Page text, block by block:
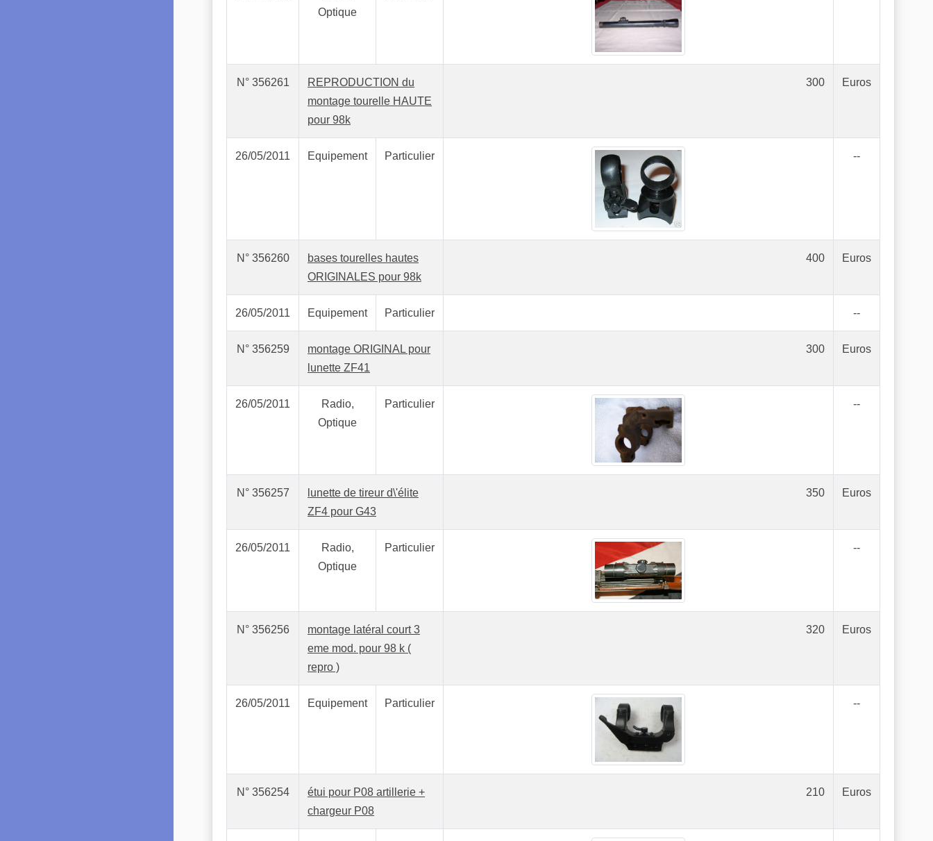
Optique
N° 356261
REPRODUCTION du
montage tourelle HAUTE
pour 98k
300 Euros
26/05/2011 Equipement Particulier --
N° 356260
bases tourelles hautes
ORIGINALES pour 98k
400 Euros
26/05/2011 Equipement Particulier --
N° 356259
montage ORIGINAL pour
lunette ZF41
300 Euros
26/05/2011
Radio,
Optique
Particulier --
N° 356257
lunette de tireur d\'élite
ZF4 pour G43
350 Euros
26/05/2011
Radio,
Optique
Particulier --
N° 356256
montage latéral court 3
eme mod. pour 98 k (
repro )
320 Euros
26/05/2011 Equipement Particulier --
N° 356254
étui pour P08 artillerie +
chargeur P08
210 Euros